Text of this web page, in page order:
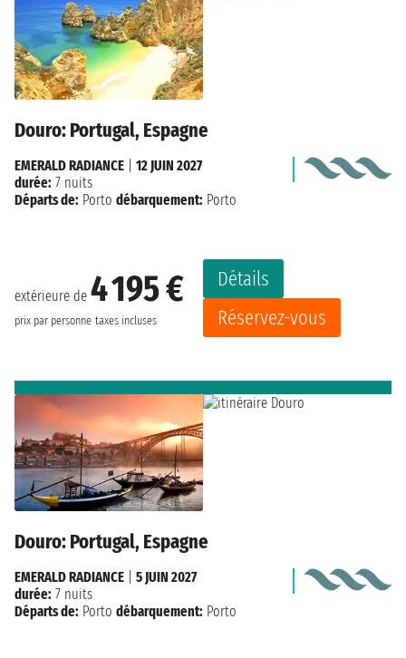
Douro: Portugal, Espagne
extérieure de 4 195 €
prix par personne taxes incluses
Détails
Réservez-vous
EMERALD RADIANCE
12 JUIN 2027
durée: 7 nuits
Départs de: Porto débarquement: Porto
Douro: Portugal, Espagne
EMERALD RADIANCE
5 JUIN 2027
durée: 7 nuits
Départs de: Porto débarquement: Porto